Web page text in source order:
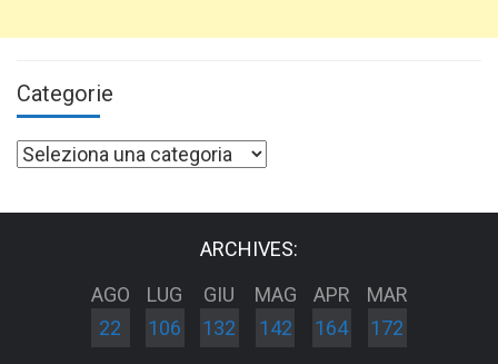
Categorie
Categorie
ARCHIVES:
AGO
22
LUG
106
GIU
132
MAG
142
APR
164
MAR
172